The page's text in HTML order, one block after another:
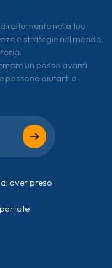
nella tua
e strategie nel mondo
un passo avanti:
possono aiutarti a
aver preso